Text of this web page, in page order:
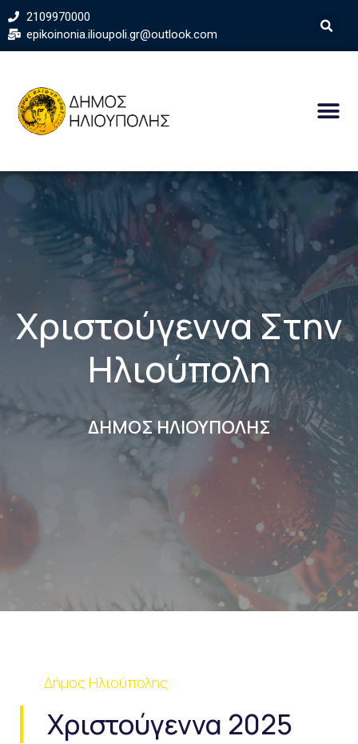
2109970000
epikoinonia.ilioupoli.gr@outlook.com
Χριστούγεννα Στην
Ηλιούπολη
ΔΗΜΟΣ ΗΛΙΟΥΠΟΛΗΣ
Δήμος Ηλιούπολης
Χριστούγεννα 2025